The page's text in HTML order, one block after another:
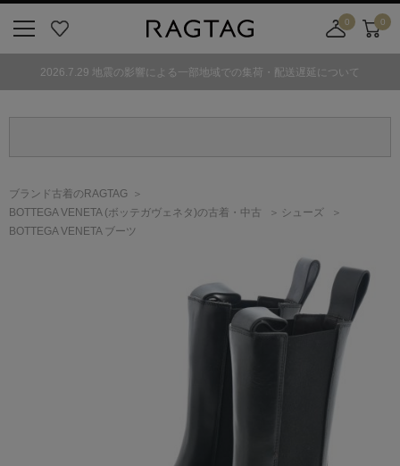
気
0
舗
カ
0
2026.7.29 地震の影響による一部地域での集荷・配送遅延について
ブランド古着のRAGTAG
BOTTEGA VENETA (ボッテガヴェネタ)の古着・中古
シューズ
BOTTEGA VENETA ブーツ